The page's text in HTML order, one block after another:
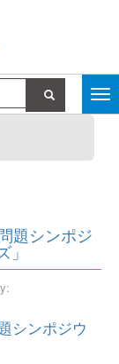
題シンポジ
」
シンポジウ